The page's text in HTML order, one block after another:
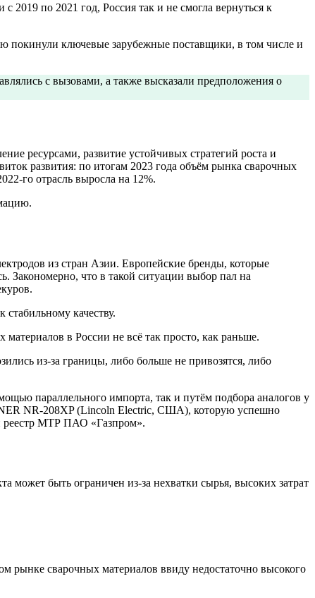
2019 по 2021 год, Россия так и не смогла вернуться к
покинули ключевые зарубежные поставщики, в том числе и
с вызовами, а также высказали предположения о
ресурсами, развитие устойчивых стратегий роста и
развития: по итогам 2023 года объём рынка сварочных
го отрасль выросла на 12%.
из стран Азии. Европейские бренды, которые
Закономерно, что в такой ситуации выбор пал на
качеству.
в России не всё так просто, как раньше.
из-за границы, либо больше не привозятся, либо
параллельного импорта, так и путём подбора аналогов у
NR-208XP (Lincoln Electric, США), которую успешно
реестр МТР ПАО «Газпром».
может быть ограничен из-за нехватки сырья, высоких затрат
рынке сварочных материалов ввиду недостаточно высокого